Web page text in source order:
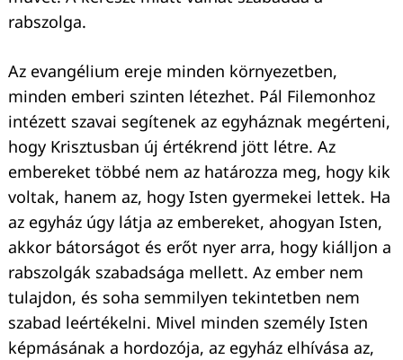
rabszolga.
Az evangélium ereje minden környezetben,
minden emberi szinten létezhet. Pál Filemonhoz
intézett szavai segítenek az egyháznak megérteni,
hogy Krisztusban új értékrend jött létre. Az
embereket többé nem az határozza meg, hogy kik
voltak, hanem az, hogy Isten gyermekei lettek. Ha
az egyház úgy látja az embereket, ahogyan Isten,
akkor bátorságot és erőt nyer arra, hogy kiálljon a
rabszolgák szabadsága mellett. Az ember nem
tulajdon, és soha semmilyen tekintetben nem
szabad leértékelni. Mivel minden személy Isten
képmásának a hordozója, az egyház elhívása az,
Keresés: